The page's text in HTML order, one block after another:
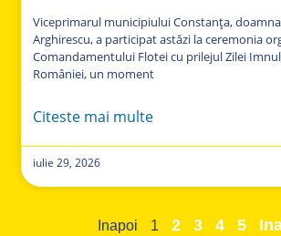
Viceprimarul municipiului Constanța,
Arghirescu, a participat astăzi la ceremonia
Comandamentului Flotei cu prilejul Zilei
României, un moment
Citeste mai multe
iulie 29, 2026
Inapoi 1 2 3 4 5